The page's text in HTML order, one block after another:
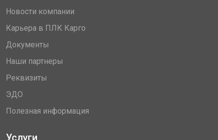
Новости компании
Карьера в ПЛК Карго
Документы
Наши партнеры
Реквизиты
ЭДО
Полезная информация
Услуги